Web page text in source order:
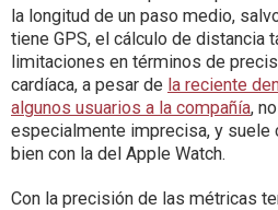
la longitud de un paso medio,
tiene GPS, el cálculo de distancia
limitaciones en términos de
cardíaca, a pesar de la reciente
algunos usuarios a la compañía,
especialmente imprecisa, y suele
bien con la del Apple Watch.
Con la precisión de las métricas